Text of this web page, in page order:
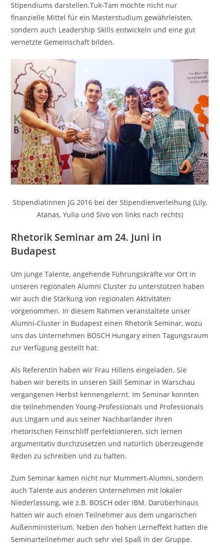
Stipendiums darstellen.Tuk-Tam möchte nicht nur
finanzielle Mittel für ein Masterstudium gewährleisten,
sondern auch Leadership Skills entwickeln und eine gut
vernetzte Gemeinschaft bilden.
Stipendiatinnen JG 2016 bei der Stipendienverleihung (Lily,
Atanas, Yulia und Sivo von links nach rechts)
Rhetorik Seminar am 24. Juni in
Budapest
Um junge Talente, angehende Führungskräfte vor Ort in
unseren regionalen Alumni Cluster zu unterstützen haben
wir auch die Stärkung von regionalen Aktivitäten
vorgenommen. In diesem Rahmen veranstaltete unser
Alumni-Cluster in Budapest einen Rhetorik Seminar, wozu
uns das Unternehmen BOSCH Hungary einen Tagungsraum
zur Verfügung gestellt hat.
Als Referentin haben wir Frau Hillens eingeladen. Sie
haben wir bereits in unseren Skill Seminar in Warschau
vergangenen Herbst kennengelernt. Im Seminar konnten
die teilnehmenden Young-Professionals und Professionals
aus Ungarn und aus seiner Nachbarländer ihren
rhetorischen Feinschliff perfektionieren, sich lernen
argumentativ durchzusetzen und natürlich überzeugende
Reden zu schreiben und zu halten.
Zum Seminar kamen nicht nur Mummert-Alumni, sondern
auch Talente aus anderen Unternehmen mit lokaler
Niederlassung, wie z.B. BOSCH oder IBM. Darüberhinaus
hatten wir auch einen Teilnehmer aus dem ungarischen
Außenministerium. Neben den hohen Lerneffekt hatten die
Seminarteilnehmer auch sehr viel Spaß in der Gruppe.